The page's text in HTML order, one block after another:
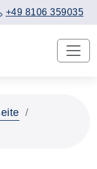
+49 8106 359035